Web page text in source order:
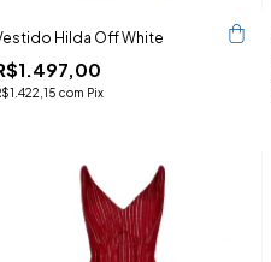
Hilda Off White
com Pix